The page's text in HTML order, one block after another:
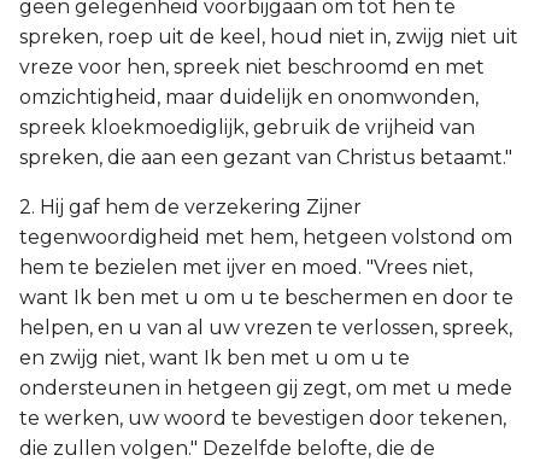
geen gelegenheid voorbijgaan om tot hen te
spreken, roep uit de keel, houd niet in, zwijg niet uit
vreze voor hen, spreek niet beschroomd en met
omzichtigheid, maar duidelijk en onomwonden,
spreek kloekmoediglijk, gebruik de vrijheid van
spreken, die aan een gezant van Christus betaamt."
2. Hij gaf hem de verzekering Zijner
tegenwoordigheid met hem, hetgeen volstond om
hem te bezielen met ijver en moed. "Vrees niet,
want Ik ben met u om u te beschermen en door te
helpen, en u van al uw vrezen te verlossen, spreek,
en zwijg niet, want Ik ben met u om u te
ondersteunen in hetgeen gij zegt, om met u mede
te werken, uw woord te bevestigen door tekenen,
die zullen volgen." Dezelfde belofte, die de